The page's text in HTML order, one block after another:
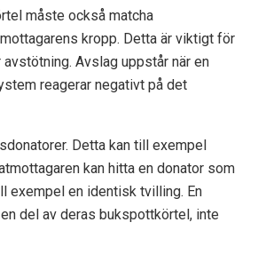
måste också matcha
kropp. Detta är viktigt för
Avslag uppstår när en
reagerar negativt på det
Detta kan till exempel
kan hitta en donator som
exempel en identisk tvilling. En
del av deras bukspottkörtel, inte